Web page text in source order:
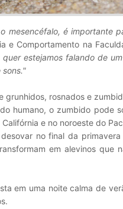
mesencéfalo, é importante
e Comportamento na
estejamos falando de
sons."
rosnados e
humano, o zumbido pode
e no noroeste do
no final da
em alevinos que
em uma noite calma de